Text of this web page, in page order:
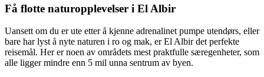
Få flotte naturopplevelser i El Albir
Uansett om du er ute etter å kjenne adrenalinet pumpe utendørs, eller
bare har lyst å nyte naturen i ro og mak, er El Albir det perfekte
reisemål. Her er noen av områdets mest praktfulle særegenheter, som
alle ligger mindre enn 5 mil unna sentrum av byen.